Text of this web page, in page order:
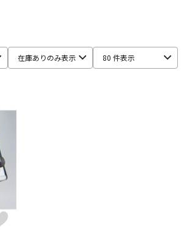
在庫ありのみ表示 80 件表示